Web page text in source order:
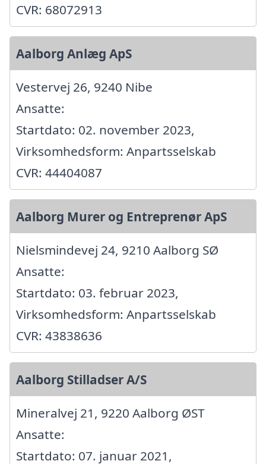
CVR: 68072913
Aalborg Anlæg ApS
Vestervej 26, 9240 Nibe
Ansatte:
Startdato: 02. november 2023,
Virksomhedsform: Anpartsselskab
CVR: 44404087
Aalborg Murer og Entreprenør ApS
Nielsmindevej 24, 9210 Aalborg SØ
Ansatte:
Startdato: 03. februar 2023,
Virksomhedsform: Anpartsselskab
CVR: 43838636
Aalborg Stilladser A/S
Mineralvej 21, 9220 Aalborg ØST
Ansatte:
Startdato: 07. januar 2021,